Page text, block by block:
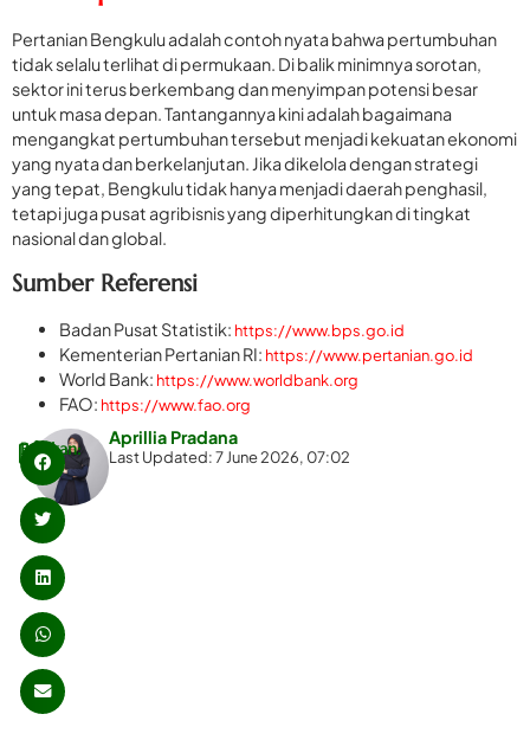
Pertanian Bengkulu adalah contoh nyata bahwa pertumbuhan
tidak selalu terlihat di permukaan. Di balik minimnya sorotan,
sektor ini terus berkembang dan menyimpan potensi besar
untuk masa depan. Tantangannya kini adalah bagaimana
mengangkat pertumbuhan tersebut menjadi kekuatan ekonomi
yang nyata dan berkelanjutan. Jika dikelola dengan strategi
yang tepat, Bengkulu tidak hanya menjadi daerah penghasil,
tetapi juga pusat agribisnis yang diperhitungkan di tingkat
nasional dan global.
Sumber Referensi
Badan Pusat Statistik: https://www.bps.go.id
Kementerian Pertanian RI: https://www.pertanian.go.id
World Bank: https://www.worldbank.org
FAO: https://www.fao.org
Aprillia Pradana
Last Updated: 7 June 2026, 07:02
Bagikan: